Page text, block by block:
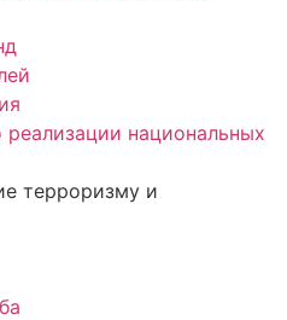
национальных
терроризму и